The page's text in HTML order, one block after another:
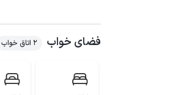
فضای خواب 2 اتاق خواب